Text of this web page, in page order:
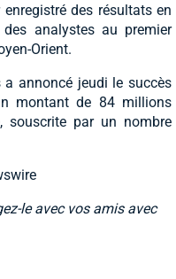
des résultats en
analystes au premier
Orient.
a annoncé jeudi le succès
montant de 84 millions
souscrite par un nombre
le avec vos amis avec